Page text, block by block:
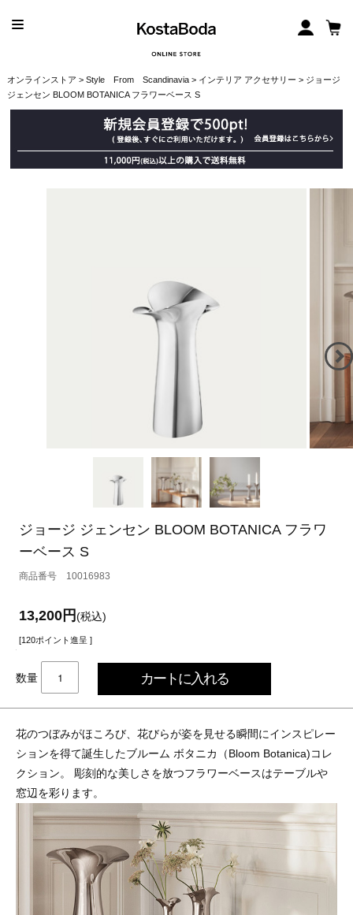
オンラインストア > Style From Scandinavia> インテリア アクセサリー > ジョージ
ジェンセン BLOOM BOTANICA フラワーベース S
ジョージ ジェンセン BLOOM BOTANICA フラワ
ーベース S
10016983
13,200円(税込)
[120ポイント進呈 ]
数量
花のつぼみがほころび、花びらが姿を見せる瞬間にインスピレー
ションを得て誕生したブルーム ボタニカ（Bloom Botanica)コレ
クション。 彫刻的な美しさを放つフラワーベースはテーブルや
窓辺を彩ります。